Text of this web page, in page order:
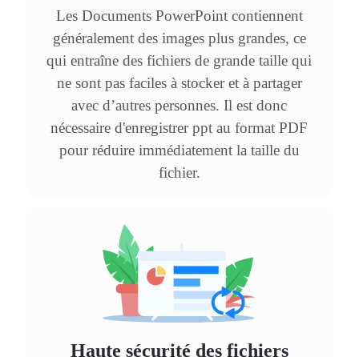
Les Documents PowerPoint contiennent
généralement des images plus grandes, ce
qui entraîne des fichiers de grande taille qui
ne sont pas faciles à stocker et à partager
avec d’autres personnes. Il est donc
nécessaire d'enregistrer ppt au format PDF
pour réduire immédiatement la taille du
fichier.
Haute sécurité des fichiers